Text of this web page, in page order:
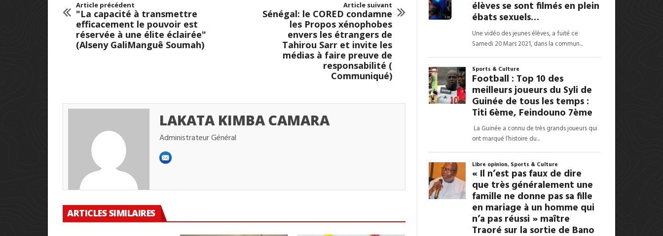
Article précédent
"La capacité à transmettre
efficacement le pouvoir est
réservée à une élite éclairée"
(Alseny GaliManguê Soumah)
Article suivant
Sénégal: le CORED condamne
les Propos xénophobes
envers les étrangers de
Tahirou Sarr et invite les
médias à faire preuve de
responsabilité (
Communiqué)
LAKATA KIMBA CAMARA
Administrateur Général
ARTICLES SIMILAIRES